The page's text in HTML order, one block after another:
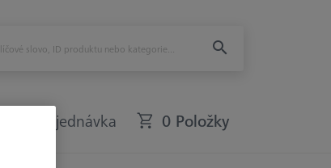
Rychlá objednávka 0 Položky